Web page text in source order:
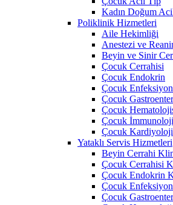
Kadın Doğum
Poliklinik Hizmetleri
Aile Hekimliği
Anestezi ve
Beyin ve Sinir
Çocuk Cerrahisi
Çocuk Endokrin
Çocuk Enfeksiyon
Çocuk
Çocuk
Çocuk
Çocuk
Yataklı Servis Hizmetleri
Beyin Cerrahi
Çocuk Cerrahisi
Çocuk Endokrin
Çocuk
Çocuk